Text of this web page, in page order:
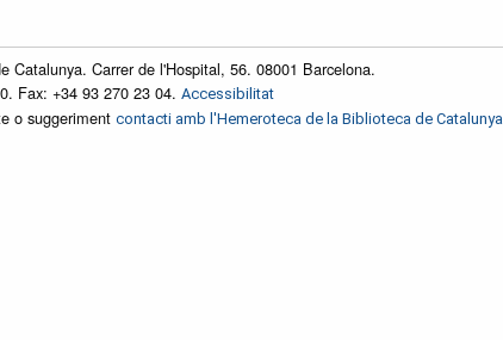
Catalunya. Carrer de l'Hospital, 56. 08001 Barcelona.
Fax: +34 93 270 23 04. Accessibilitat
o suggeriment contacti amb l'Hemeroteca de la Biblioteca de Catalunya